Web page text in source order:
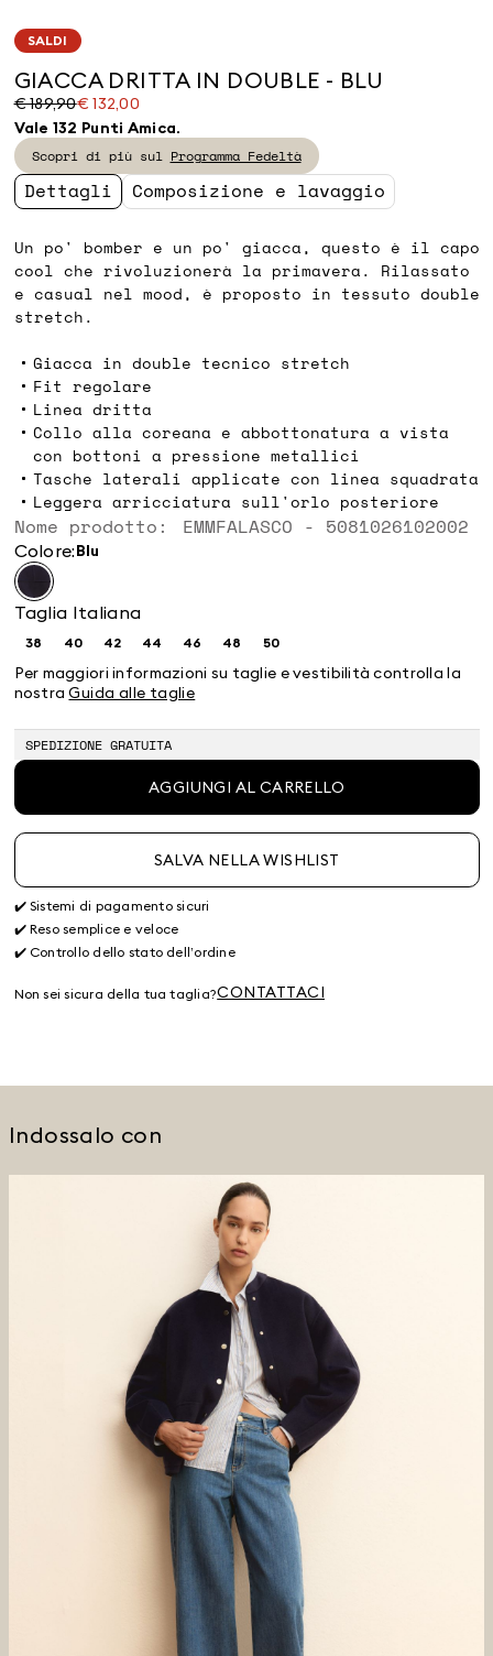
SALDI
GIACCA DRITTA IN DOUBLE - BLU
€ 189,90€ 132,00
Prezzo
originale
€
189,90
Prezzo
corrente
€
132,00
Vale 132 Punti Amica.
Scopri di più sul Programma Fedeltà
Dettagli Composizione e lavaggio
Un po' bomber e un po' giacca, questo è il capo
cool che rivoluzionerà la primavera. Rilassato
e casual nel mood, è proposto in tessuto double
stretch.
Giacca in double tecnico stretch
Fit regolare
Linea dritta
Collo alla coreana e abbottonatura a vista
con bottoni a pressione metallici
Tasche laterali applicate con linea squadrata
Leggera arricciatura sull'orlo posteriore
Nome prodotto: EMMFALASCO - 5081026102002
Colore: blu
Taglia Italiana
38Taglia:
40Taglia:
40
42Taglia:
42
44Taglia:
46Taglia:
46
48Taglia:
48
50Taglia:
Per maggiori informazioni su taglie e vestibilità controlla la
nostraGuida alle taglie
SPEDIZIONE GRATUITA
AGGIUNGI AL CARRELLO
SALVA NELLA WISHLIST
✔️ Sistemi di pagamento sicuri
✔️ Reso semplice e veloce
✔️ Controllo dello stato dell’ordine
Non sei sicura della tua taglia?CONTATTACI
Indossalo con